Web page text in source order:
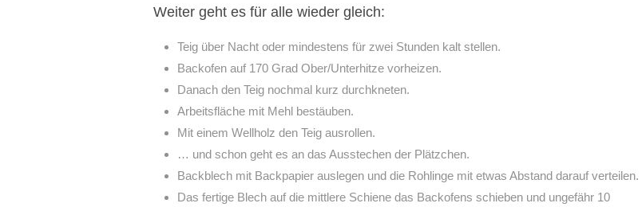
Weiter geht es für alle wieder gleich:
Teig über Nacht oder mindestens für zwei Stunden kalt stellen.
Backofen auf 170 Grad Ober/Unterhitze vorheizen.
Danach den Teig nochmal kurz durchkneten.
Arbeitsfläche mit Mehl bestäuben.
Mit einem Wellholz den Teig ausrollen.
… und schon geht es an das Ausstechen der Plätzchen.
Backblech mit Backpapier auslegen und die Rohlinge mit etwas Abstand darauf verteilen.
Das fertige Blech auf die mittlere Schiene das Backofens schieben und ungefähr 10